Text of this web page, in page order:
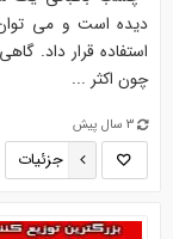
دیده است و می
استفاده قرار داد.
چون اکثر ...
3 سال پیش
جزئیات